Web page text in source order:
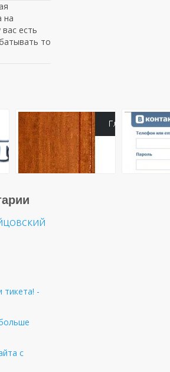
на
есть
то
-
с